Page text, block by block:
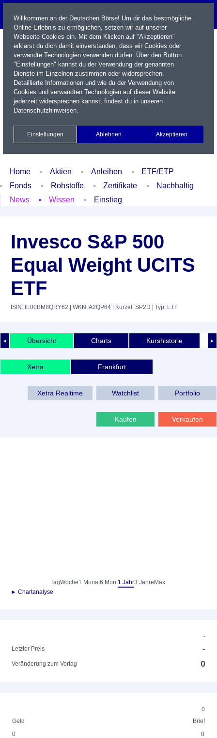
Name / WKN / ISIN / Kürzel
Xetra Realtime
Watchlist Portfolio Login
Home Aktien Anleihen
ETF/ETP
Fonds
Rohstoffe Zertifikate
Nachhaltig
News
Wissen Einstieg
Invesco S&P 500
Equal Weight UCITS
ETF
ISIN: IE00BM8QRY62 | WKN: A2QP64 | Kürzel: SP2D | Typ: ETF
◄ ►
Übersicht Charts Kurshistorie
Xetra Frankfurt
Xetra Realtime Watchlist Portfolio
Kaufen Verkaufen
TagWoche1 Monat6 Mon.1 Jahr3 Jahre Max.
► Chartanalyse
-
Letzter Preis
-
Veränderung zum Vortag 0
0
Geld
Brief
0
0
Willkommen an der Deutschen Börse! Um dir das bestmögliche
Online-Erlebnis zu ermöglichen, setzen wir auf unserer
Webseite Cookies ein. Mit dem Klicken auf "Akzeptieren"
erklärst du dich damit einverstanden, dass wir Cookies oder
verwandte Technologien verwenden dürfen. Über den Button
"Einstellungen" kannst du der Verwendung der genannten
Dienste im Einzelnen zustimmen oder widersprechen.
Detaillierte Informationen und wie du der Verwendung von
Cookies und verwandten Technologien auf dieser Website
jederzeit widersprechen kannst, findest du in unseren
Datenschutzhinweisen.
Einstellungen Ablehnen Akzeptieren